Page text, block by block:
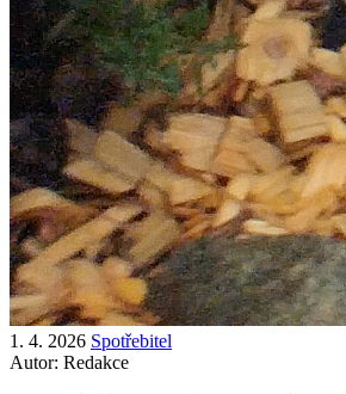
1. 4. 2026 Spotřebitel
Autor: Redakce